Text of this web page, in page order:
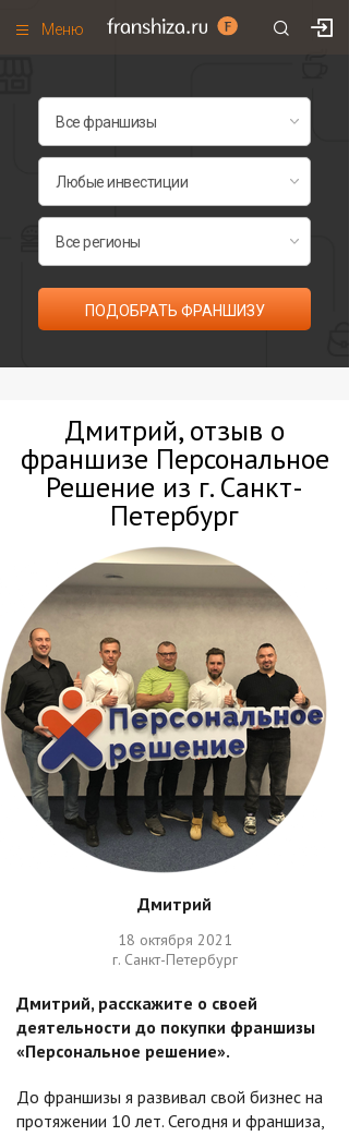
Меню
Франшизы по категориям
ПОДОБРАТЬ ФРАНШИЗУ
Дмитрий, отзыв о
франшизе Персональное
Решение из г. Санкт-
Петербург
Дмитрий
18 октября 2021
г. Санкт-Петербург
Дмитрий, расскажите о своей
деятельности до покупки франшизы
«Персональное решение».
До франшизы я развивал свой бизнес на
протяжении 10 лет. Сегодня и франшиза,